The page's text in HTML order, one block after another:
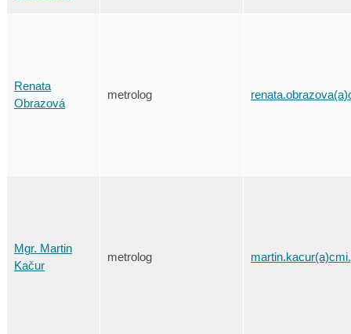
Renata
Obrazová
metrolog
Mgr. Martin
Kačur
metrolog